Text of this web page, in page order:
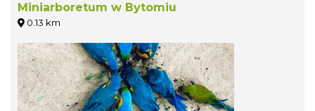
Miniarboretum w Bytomiu
0.13 km